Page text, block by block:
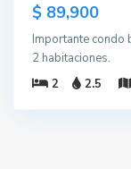
$ 89,900
Importante condo
2 habitaciones.
2
2.5